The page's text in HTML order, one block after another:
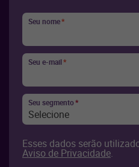
Seu nome*
Seu e-mail*
Seu segmento*
Selecione
Esses dados serão
Aviso de Privacidade.